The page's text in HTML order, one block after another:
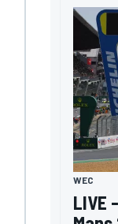
WEC
LIVE